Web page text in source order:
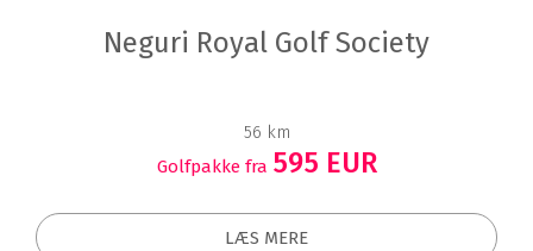
Neguri Royal Golf Society
56 km
Golfpakke fra 595 EUR
LÆS MERE